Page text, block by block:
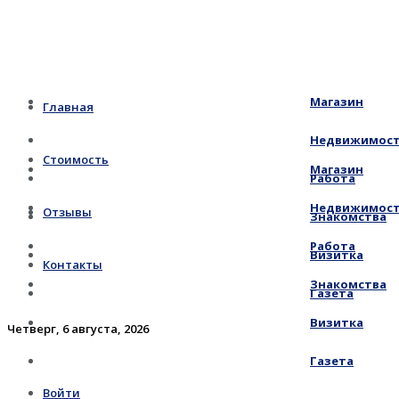
Главная
Стоимость
Отзывы
Контакты
Четверг, 6 августа, 2026
Войти
Магазин
Работа
Знакомства
Визитка
Газета
Магазин
Работа
Знакомства
Визитка
Газета